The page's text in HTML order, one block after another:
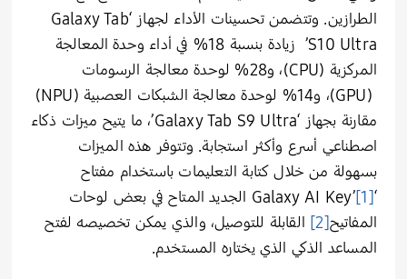
الطرازين. وتتضمن تحسينات الأداء لجهاز ‘Galaxy Tab
S10 Ultra’ زيادة بنسبة 18% في أداء وحدة المعالجة
المركزية (CPU)، و28% لوحدة معالجة الرسومات
(GPU)، و14% لوحدة معالجة الشبكات العصبية (NPU)
مقارنة بجهاز ‘Galaxy Tab S9 Ultra’، ما يتيح ميزات ذكاء
اصطناعي أسرع وأكثر استجابة. وتتوفر هذه الميزات
بسهولة من خلال كتابة التعليمات باستخدام مفتاح
‘Galaxy AI Key’
[1]
الجديد المتاح في بعض لوحات
المفاتيح[2]
القابلة للتوصيل، والذي يمكن تخصيصه لفتح
المساعد الذكي الذي يختاره المستخدم.